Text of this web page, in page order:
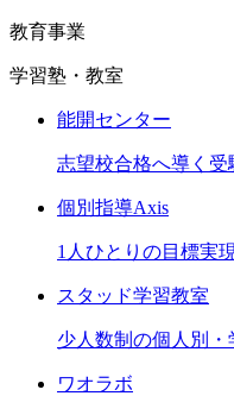
教育事業
学習塾・教室
能開センター
志望校合格へ導く受
個別指導Axis
1人ひとりの目標実
スタッド学習教室
少人数制の個人別・
ワオラボ